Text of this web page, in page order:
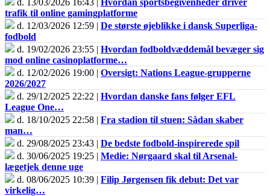
d. 13/03/2026 16:43 | Hvordan sportsbegivenheder driver
trafik til online gamingplatforme
d. 12/03/2026 12:59 | De største øjeblikke i dansk Superliga-
fodbold
d. 19/02/2026 23:55 | Hvordan fodboldvæddemål bevæger sig
mod online casinoplatforme…
d. 12/02/2026 19:00 | Oversigt: Nations League-grupperne
2026/2027
d. 29/12/2025 22:22 | Hvordan danske fans følger EFL
League One…
d. 18/10/2025 22:58 | Fra stadion til stuen: Sådan skaber
man…
d. 29/08/2025 23:43 | De bedste fodbold-inspirerede spil
d. 30/06/2025 19:25 | Medie: Nørgaard skal til Arsenal-
lægetjek denne uge
d. 08/06/2025 10:39 | Filip Jørgensen fik debut: Det var
virkelig…